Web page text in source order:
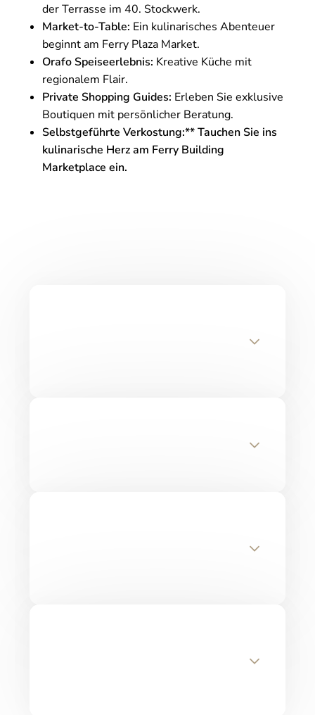
der Terrasse im 40. Stockwerk.
Market-to-Table: Ein kulinarisches Abenteuer
beginnt am Ferry Plaza Market.
Orafo Speiseerlebnis: Kreative Küche mit
regionalem Flair.
Private Shopping Guides: Erleben Sie exklusive
Boutiquen mit persönlicher Beratung.
Selbstgeführte Verkostung:** Tauchen Sie ins
kulinarische Herz am Ferry Building
Marketplace ein.